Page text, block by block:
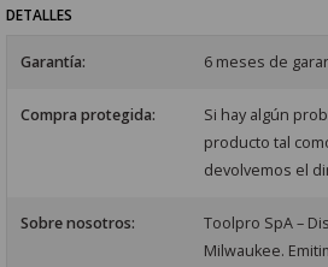
DETALLES
Garantía: 6 meses de
Compra protegida:
Si hay algún
producto tal
devolvemos el
Sobre nosotros:
Toolpro SpA –
Milwaukee.